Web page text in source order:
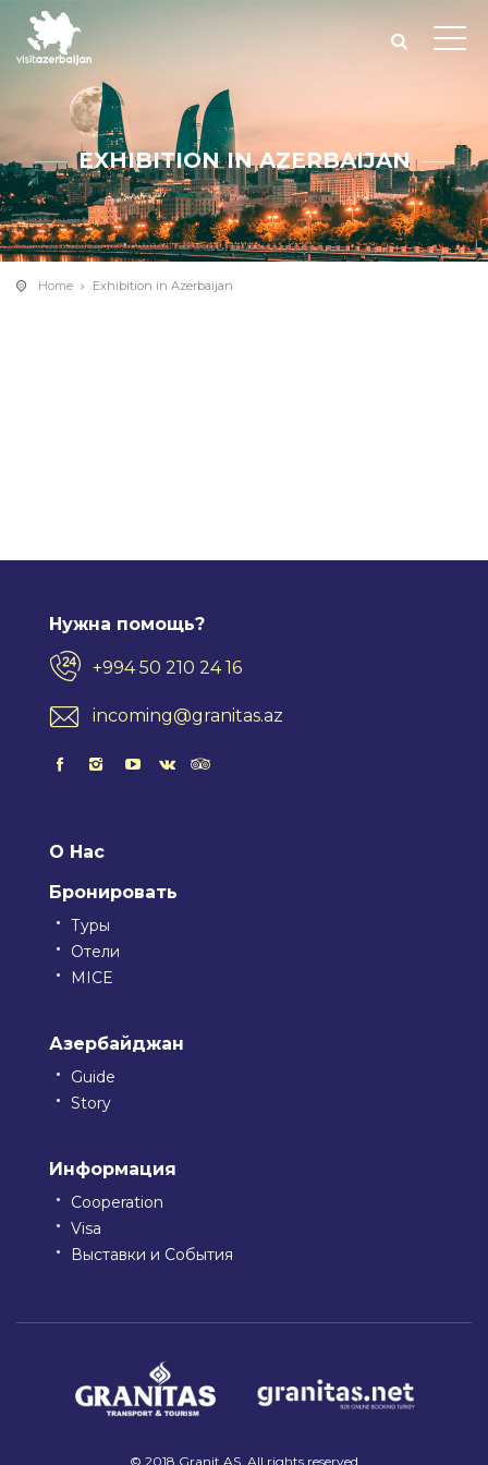
EXHIBITION IN AZERBAIJAN
Home Exhibition in Azerbaijan
Нужна помощь?
+994 50 210 24 16
incoming@granitas.az
О Нас
Бронировать
Туры
Отели
MICE
Азербайджан
Guide
Story
Информация
Cooperation
Visa
Выставки и События
© 2018 Granit AS. All rights reserved